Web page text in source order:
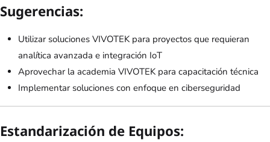
Sugerencias:
Utilizar soluciones VIVOTEK para proyectos que requieran
analítica avanzada e integración IoT
Aprovechar la academia VIVOTEK para capacitación técnica
Implementar soluciones con enfoque en ciberseguridad
Estandarización de Equipos: